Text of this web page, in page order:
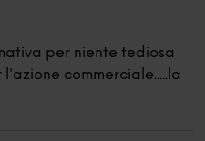
per niente tediosa
commerciale.....la